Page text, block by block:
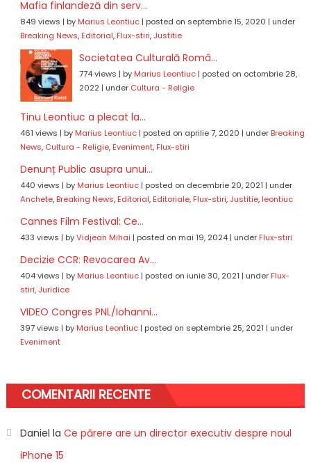
Mafia finlandeză din serv...
849 views | by Marius Leontiuc| posted on septembrie 15, 2020 | under
Breaking News, Editorial, Flux-stiri,Justitie
Societatea Culturală Româ...
774 views | by Marius Leontiuc| posted on octombrie 28,
2022| under Cultura - Religie
Tinu Leontiuc a plecat la...
461 views | by Marius Leontiuc| posted on aprilie 7, 2020 | under Breaking
News, Cultura - Religie, Eveniment, Flux-stiri
Denunț Public asupra unui...
440 views | by Marius Leontiuc| posted on decembrie 20, 2021 | under
Anchete, Breaking News, Editorial, Editoriale, Flux-stiri,Justitie, leontiuc
Cannes Film Festival: Ce...
433 views | byVidjean Mihai | posted on mai 19, 2024| under Flux-stiri
Decizie CCR: Revocarea Av...
404 views | by Marius Leontiuc| posted on iunie 30, 2021 | under Flux-
stiri,Juridice
VIDEO Congres PNL/Iohanni...
397 views | by Marius Leontiuc| posted on septembrie 25, 2021 | under
Eveniment
COMENTARII RECENTE
Daniel la Ce părere are un director executiv despre noul
iPhone 15